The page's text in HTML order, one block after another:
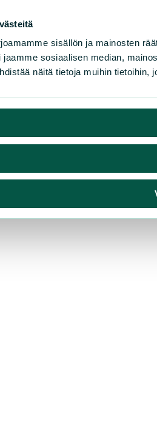
sisällön ja mainosten
sosiaalisen median,
näitä tietoja muihin tietoihin,